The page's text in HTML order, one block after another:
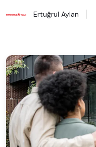
Ertuğrul Aylan
EMLAK OFISLERIMIZ